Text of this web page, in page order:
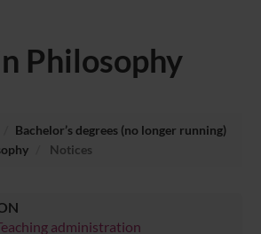
Philosophy
Bachelor’s degrees (no longer running)
Notices
administration